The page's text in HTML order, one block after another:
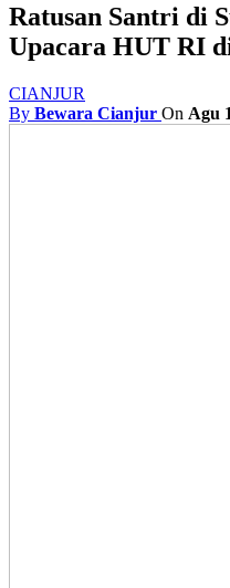
Ratusan Santri di
Upacara HUT RI
CIANJUR
By Bewara Cianjur On Agu